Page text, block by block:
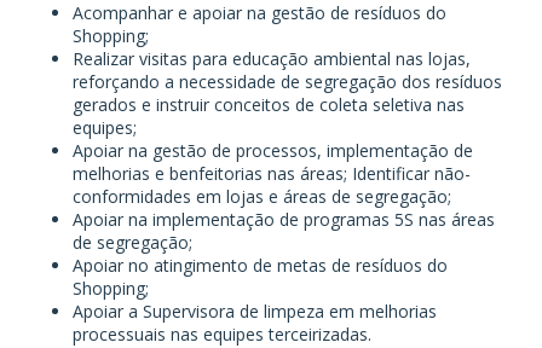
Acompanhar e apoiar na gestão de resíduos do
Shopping;
Realizar visitas para educação ambiental nas lojas,
reforçando a necessidade de segregação dos resíduos
gerados e instruir conceitos de coleta seletiva nas
equipes;
Apoiar na gestão de processos, implementação de
melhorias e benfeitorias nas áreas; Identificar não-
conformidades em lojas e áreas de segregação;
Apoiar na implementação de programas 5S nas áreas
de segregação;
Apoiar no atingimento de metas de resíduos do
Shopping;
Apoiar a Supervisora de limpeza em melhorias
processuais nas equipes terceirizadas.